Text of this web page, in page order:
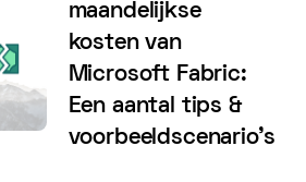
maandelijkse
kosten van
Microsoft Fabric:
Een aantal tips &
voorbeeldscenario's